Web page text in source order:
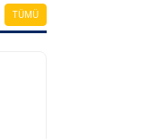
TÜMÜ